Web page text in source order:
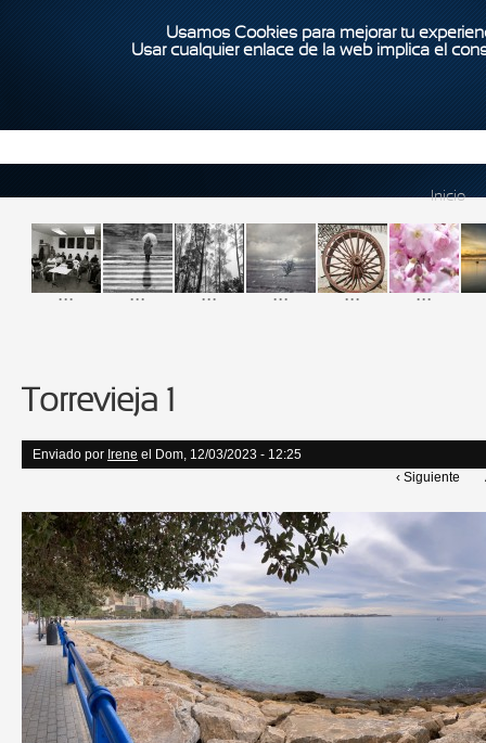
Usamos Cookies para mejorar tu
Usar cualquier enlace de la web implica el
Inicio
... ... ... ... ... ...
Torrevieja 1
Enviado por Irene el Dom, 12/03/2023 - 12:25
‹ Siguiente